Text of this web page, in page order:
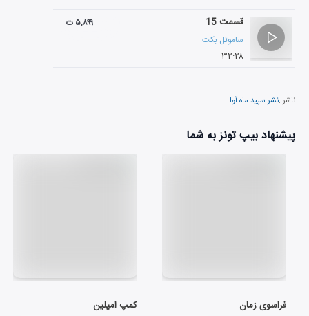
قسمت 15
ساموئل بکت
۳۲:۲۸
۵,۸۹۹ ت
ناشر :نشر سپید ماه آوا
پیشنهاد بیپ تونز به شما
فراسوی زمان کمپ امیلین